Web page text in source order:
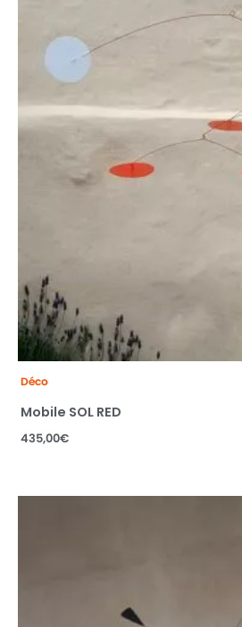
Déco
Mobile SOL RED
435,00€